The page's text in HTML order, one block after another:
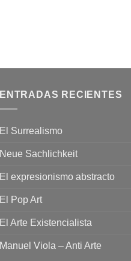
ENTRADAS RECIENTES
El Surrealismo
Neue Sachlichkeit
El expresionismo abstracto
El Pop Art
El Arte Existencialista
Manuel Viola – Anti Arte